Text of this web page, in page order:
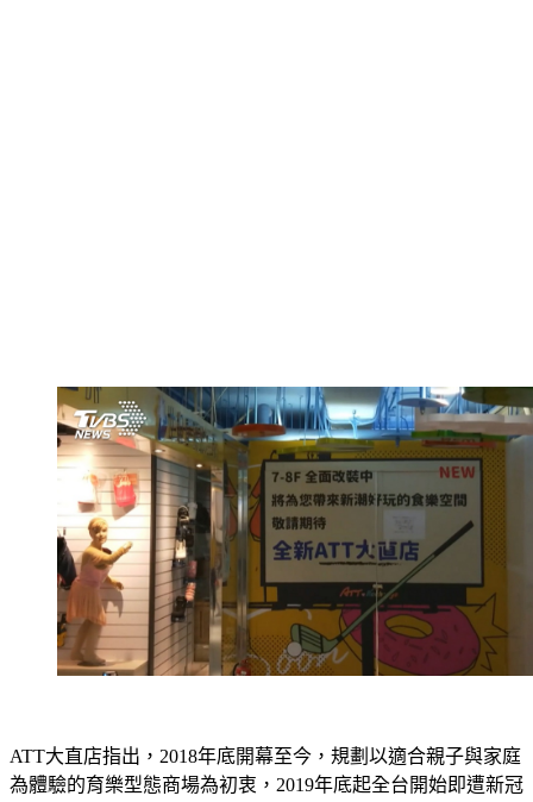
為體驗的育樂型態商場為初衷，2019年底起全台開始即遭新冠
疫情大規模衝擊，期間與所有廠商們共同攜手度過嚴峻挑戰，